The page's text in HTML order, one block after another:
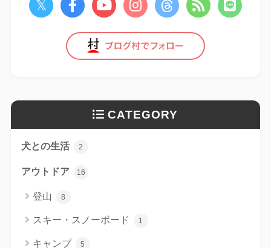
CATEGORY
犬との生活 2
アウトドア 16
登山 8
スキー・スノーボード 1
キャンプ 5